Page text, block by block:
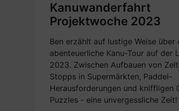
Kanuwanderfahrt
Projektwoche 2023
Ben erzählt auf lustige Weise über
abenteuerliche Kanu-Tour auf der
2023. Zwischen Aufbauen von
Stopps in Supermärkten, Paddel-
Herausforderungen und kniffligen
Puzzles - eine unvergessliche Zeit!